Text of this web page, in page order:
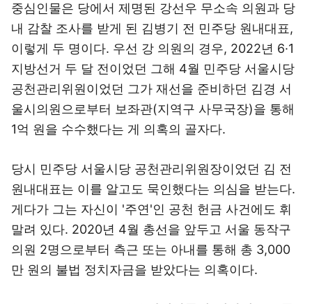
중심인물은 당에서 제명된 강선우 무소속 의원과 당
내 감찰 조사를 받게 된 김병기 전 민주당 원내대표,
이렇게 두 명이다. 우선 강 의원의 경우, 2022년 6·1
지방선거 두 달 전이었던 그해 4월 민주당 서울시당
공천관리위원이었던 그가 재선을 준비하던 김경 서
울시의원으로부터 보좌관(지역구 사무국장)을 통해
1억 원을 수수했다는 게 의혹의 골자다.
당시 민주당 서울시당 공천관리위원장이었던 김 전
원내대표는 이를 알고도 묵인했다는 의심을 받는다.
게다가 그는 자신이 '주연'인 공천 헌금 사건에도 휘
말려 있다. 2020년 4월 총선을 앞두고 서울 동작구
의원 2명으로부터 측근 또는 아내를 통해 총 3,000
만 원의 불법 정치자금을 받았다는 의혹이다.